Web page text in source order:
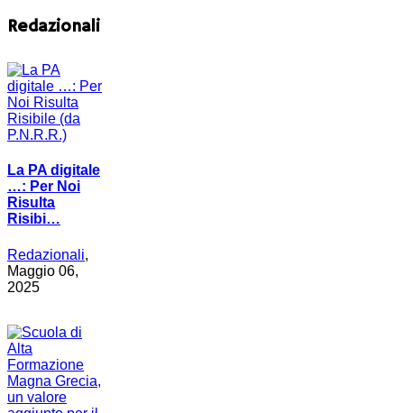
Redazionali
La PA digitale
…: Per Noi
Risulta
Risibi…
Redazionali,
Maggio 06,
2025